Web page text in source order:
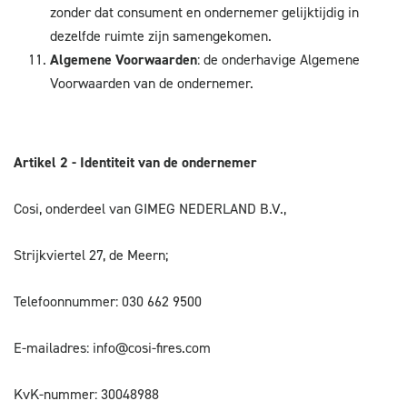
zonder dat consument en ondernemer gelijktijdig in
dezelfde ruimte zijn samengekomen.
Algemene Voorwaarden: de onderhavige Algemene
Voorwaarden van de ondernemer.
Artikel 2 - Identiteit van de ondernemer
Cosi, onderdeel van GIMEG NEDERLAND B.V.,
Strijkviertel 27, de Meern;
Telefoonnummer: 030 662 9500
E-mailadres: info@cosi-fires.com
KvK-nummer: 30048988